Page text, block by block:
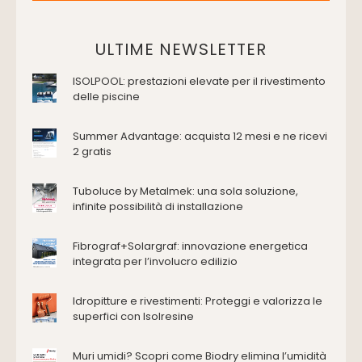
Domotica Ed Impianti Elettrici
Edilizia
Antincendio e sicurezza
Attrezzature manuali
Cappe d'aspirazione
Consolidamento
Deumidificazione
Energie rinnovabili
Ferramenta e fissaggi
Impianti idrici e depurazione
ULTIME NEWSLETTER
ISOLPOOL: prestazioni elevate per il rivestimento
delle piscine
Summer Advantage: acquista 12 mesi e ne ricevi
2 gratis
Tuboluce by Metalmek: una sola soluzione,
infinite possibilità di installazione
Fibrograf+Solargraf: innovazione energetica
integrata per l’involucro edilizio
Idropitture e rivestimenti: Proteggi e valorizza le
superfici con Isolresine
Muri umidi? Scopri come Biodry elimina l’umidità